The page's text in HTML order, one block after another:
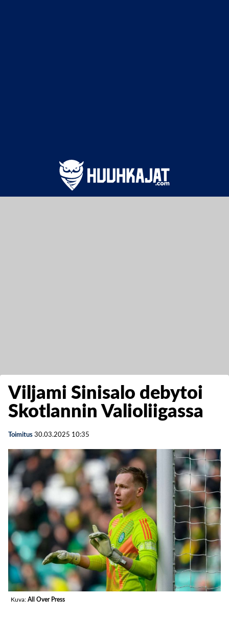
Viljami Sinisalo debytoi
Skotlannin Valioliigassa
Toimitus 30.03.2025 10:35
Kuva: All Over Press